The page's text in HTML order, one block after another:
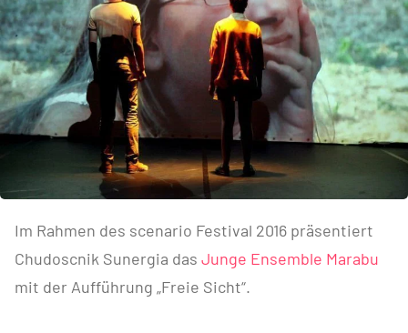
Im Rahmen des scenario Festival 2016 präsentiert
Chudoscnik Sunergia das Junge Ensemble Marabu
mit der Aufführung „Freie Sicht“.